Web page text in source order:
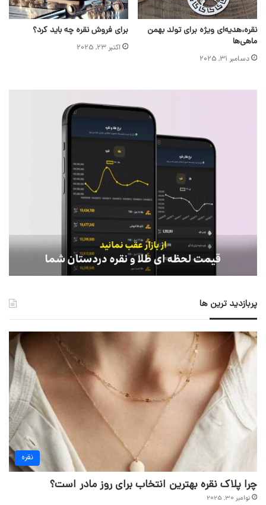
نقره،هدیه‌ای ویژه برای تولد بهمن
ماهی‌ها
دسامبر 31, 2025
برای فروش نقره چه باید کرد؟
اکتبر 23, 2025
پربازدید ترین ها
نقره
چرا پلاک نقره بهترین انتخاب برای روز مادر است؟
نوامبر 30, 2025